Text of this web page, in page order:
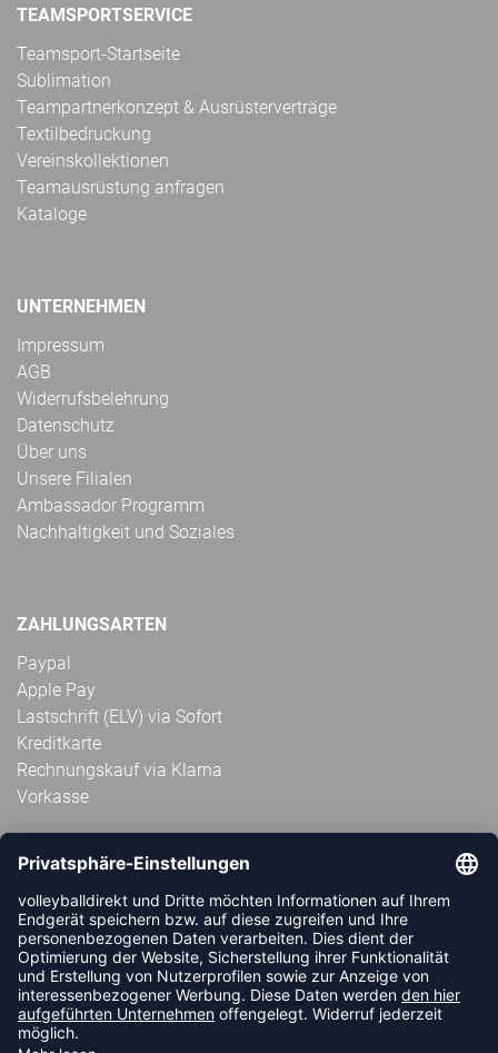
TEAMSPORTSERVICE
Teamsport-Startseite
Sublimation
Teampartnerkonzept & Ausrüsterverträge
Textilbedruckung
Vereinskollektionen
Teamausrüstung anfragen
Kataloge
UNTERNEHMEN
Impressum
AGB
Widerrufsbelehrung
Datenschutz
Über uns
Unsere Filialen
Ambassador Programm
Nachhaltigkeit und Soziales
ZAHLUNGSARTEN
Paypal
Apple Pay
Lastschrift (ELV) via Sofort
Kreditkarte
Rechnungskauf via Klarna
Vorkasse
ABONNIERE JETZT DEN KOSTENLOSEN
VOLLEYBALLDIREKT-NEWSLETTER UND VERPASSE KEINE
NEUIGKEIT ODER AKTION MEHR.
JETZT ANMELDEN